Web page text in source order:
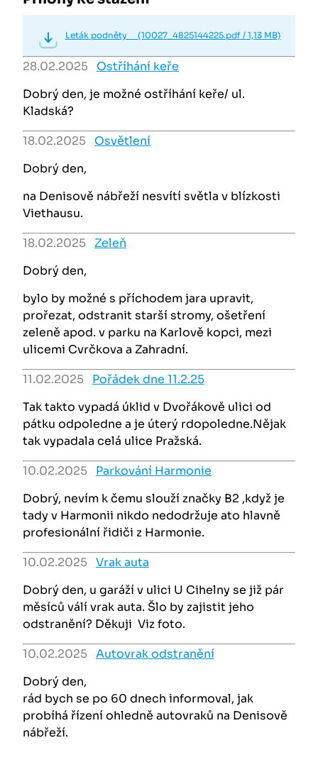
Leták podněty (10027_4825144225.pdf / 1,13 MB)
28.02.2025 Ostříhání keře
Dobrý den, je možné ostříhání keře/ ul.
Kladská?
18.02.2025 Osvětlení
Dobrý den,
na Denisově nábřeží nesvítí světla v blízkosti
Viethausu.
18.02.2025 Zeleň
Dobrý den,
bylo by možné s příchodem jara upravit,
prořezat, odstranit starší stromy, ošetření
zeleně apod. v parku na Karlově kopci, mezi
ulicemi Cvrčkova a Zahradní.
11.02.2025 Pořádek dne 11.2.25
Tak takto vypadá úklid v Dvořákově ulici od
pátku odpoledne a je úterý rdopoledne.Nějak
tak vypadala celá ulice Pražská.
10.02.2025 Parkování Harmonie
Dobrý, nevím k čemu slouží značky B2 ,když je
tady v Harmonii nikdo nedodržuje ato hlavně
profesionální řidiči z Harmonie.
10.02.2025 Vrak auta
Dobrý den, u garáží v ulici U Cihelny se již pár
měsíců válí vrak auta. Šlo by zajistit jeho
odstranění? Děkuji Viz foto.
10.02.2025 Autovrak odstranění
Dobrý den,
rád bych se po 60 dnech informoval, jak
probíhá řízení ohledně autovraků na Denisově
nábřeží.